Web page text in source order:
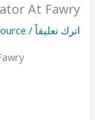
At Fawry
اترك تعليقاً /